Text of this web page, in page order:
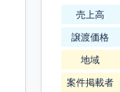
売上高
譲渡価格
地域
案件掲載者